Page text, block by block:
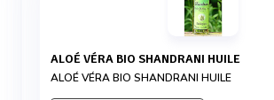
ALOÉ VÉRA BIO SHANDRANI HUILE
ALOÉ VÉRA BIO SHANDRANI HUILE